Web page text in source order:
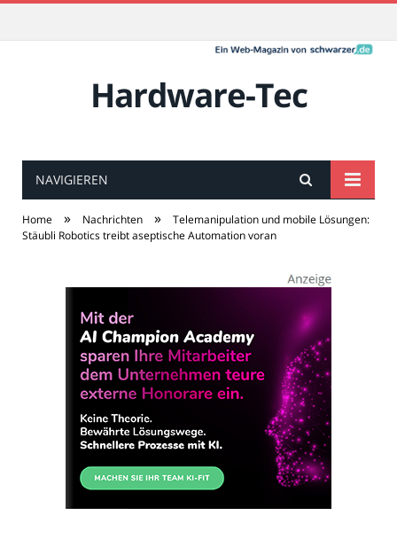
Hardware-Tec
NAVIGIEREN
Home » Nachrichten »
Telemanipulation und mobile Lösungen:
Stäubli Robotics treibt aseptische Automation voran